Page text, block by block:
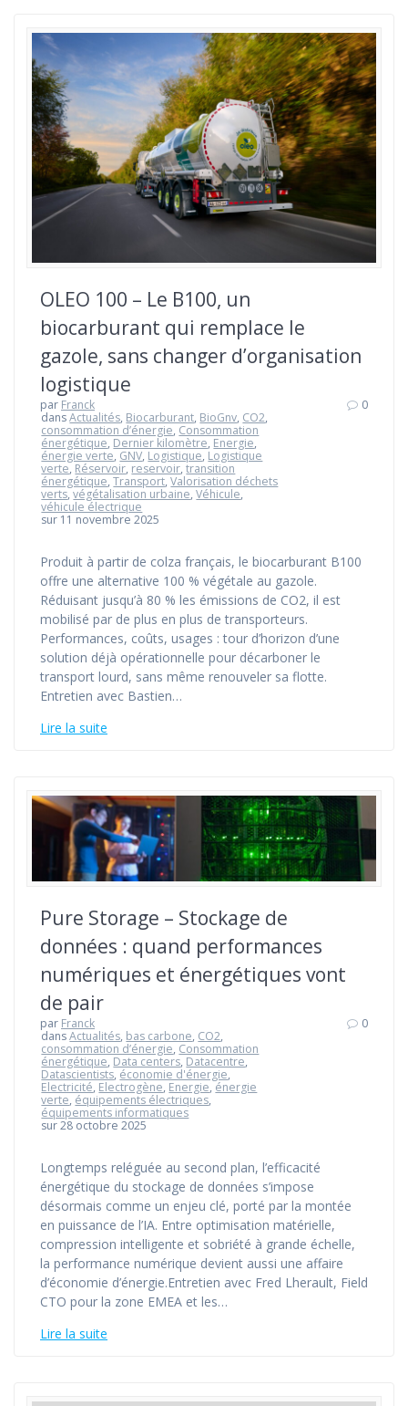
OLEO 100 – Le B100, un
biocarburant qui remplace le
gazole, sans changer d’organisation
logistique
par Franck
dansActualités, Biocarburant, BioGnv, CO2,
consommation d’énergie, Consommation
énergétique, Dernier kilomètre, Energie,
énergie verte, GNV, Logistique, Logistique
verte, Réservoir, reservoir,transition
énergétique,Transport,Valorisation déchets
verts,végétalisation urbaine,Véhicule,
véhicule électrique
sur 11 novembre 2025
0
Produit à partir de colza français, le biocarburant B100
offre une alternative 100 % végétale au gazole.
Réduisant jusqu’à 80 % les émissions de CO2, il est
mobilisé par de plus en plus de transporteurs.
Performances, coûts, usages : tour d’horizon d’une
solution déjà opérationnelle pour décarboner le
transport lourd, sans même renouveler sa flotte.
Entretien avec Bastien…
Lire la suite
Pure Storage – Stockage de
données : quand performances
numériques et énergétiques vont
de pair
par Franck
dansActualités, bas carbone, CO2,
consommation d’énergie, Consommation
énergétique, Data centers, Datacentre,
Datascientists, économie d'énergie,
Electricité, Electrogène, Energie, énergie
verte, équipements électriques,
équipements informatiques
sur 28 octobre 2025
0
Longtemps reléguée au second plan, l’efficacité
énergétique du stockage de données s’impose
désormais comme un enjeu clé, porté par la montée
en puissance de l’IA. Entre optimisation matérielle,
compression intelligente et sobriété à grande échelle,
la performance numérique devient aussi une affaire
d’économie d’énergie.Entretien avec Fred Lherault, Field
CTO pour la zone EMEA et les…
Lire la suite